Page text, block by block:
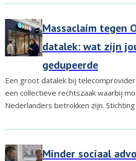
Massaclaim tegen
datalek: wat zijn
gedupeerde
Een groot datalek bij
een collectieve rechtszaak waarbij
Nederlanders betrokken zijn.
Minder sociaal